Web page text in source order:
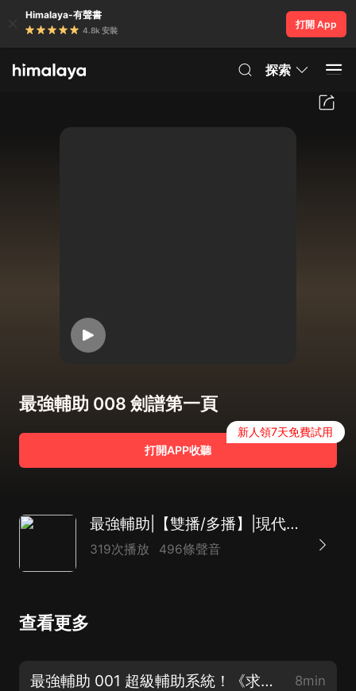
Himalaya-有聲書
4.8k 安裝
打開 App
探索
最強輔助 008 劍譜第一頁
打開APP收聽
新人領7天免費試用
最強輔助|【雙播/多播】|現代穿越|逆襲成長|VI
319次播放 496條聲音
查看更多
最強輔助 001 超級輔助系統！《求月票，訂閱，感謝支持》 8min